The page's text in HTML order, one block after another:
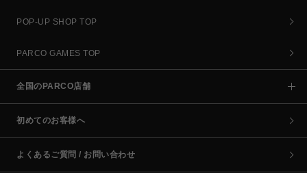
POP-UP SHOP TOP
PARCO GAMES TOP
全国のPARCO店舗
初めてのお客様へ
よくあるご質問 / お問い合わせ